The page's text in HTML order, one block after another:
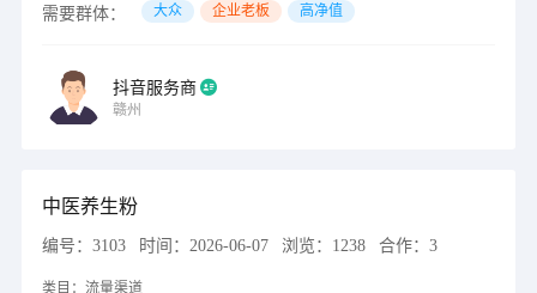
需要群体： 大众 企业老板 高净值
抖音服务商
赣州
中医养生粉
编号： 3103 时间： 2026-06-07 浏览： 1238 合作： 3
类目： 流量渠道